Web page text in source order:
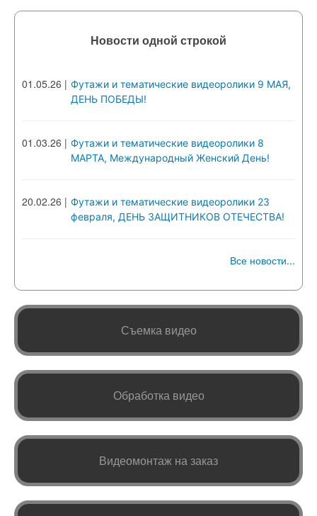
Новости одной строкой
01.05.26 | Футажи и тематические видеоролики 9 МАЯ,
ДЕНЬ ПОБЕДЫ!
01.03.26 | Футажи и тематические видеоролики 8
МАРТА, Международный Женский День!
20.02.26 | Футажи и тематические видеоролики 23
февраля, ДЕНЬ ЗАЩИТНИКОВ ОТЕЧЕСТВА!
Все новости...
Съемка видео
Обработка видео
Видеомонтаж на заказ